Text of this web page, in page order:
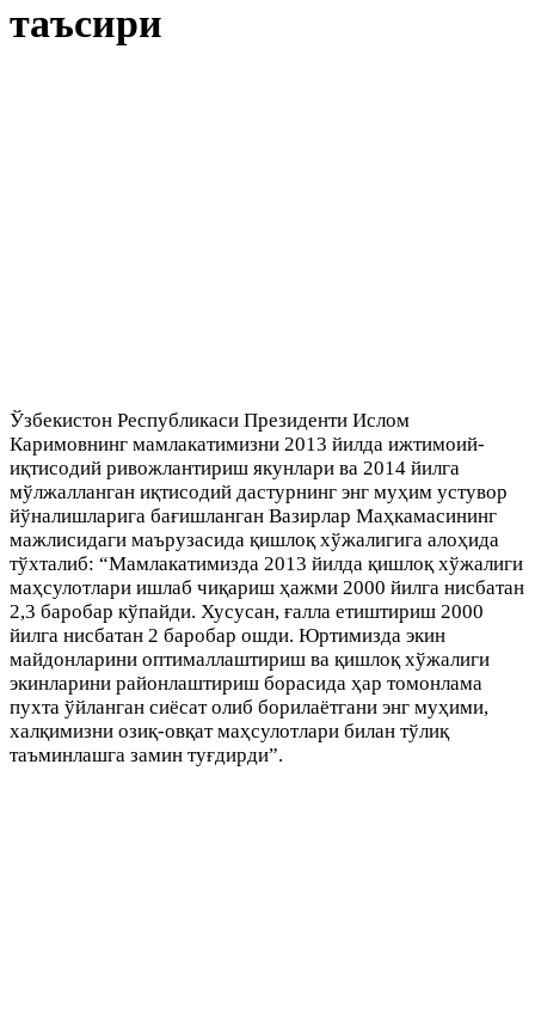
таъсири
Ўзбекистон Республикаси Президенти Ислом
Каримовнинг мамлакатимизни 2013 йилда ижтимоий-
иқтисодий ривожлантириш якунлари ва 2014 йилга
мўлжалланган иқтисодий дастурнинг энг муҳим устувор
йўналишларига бағишланган Вазирлар Маҳкамасининг
мажлисидаги маърузасида қишлоқ хўжалигига алоҳида
тўхталиб: “Мамлакатимизда 2013 йилда қишлоқ хўжалиги
маҳсулотлари ишлаб чиқариш ҳажми 2000 йилга нисбатан
2,3 баробар кўпайди. Хусусан, ғалла етиштириш 2000
йилга нисбатан 2 баробар ошди. Юртимизда экин
майдонларини оптималлаштириш ва қишлоқ хўжалиги
экинларини районлаштириш борасида ҳар томонлама
пухта ўйланган сиёсат олиб борилаётгани энг муҳими,
халқимизни озиқ-овқат маҳсулотлари билан тўлиқ
таъминлашга замин туғдирди”.